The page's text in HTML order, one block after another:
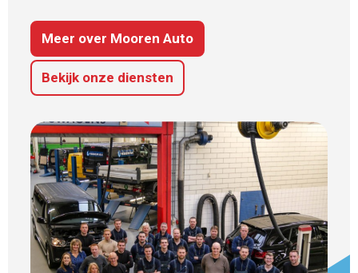
Meer over Mooren Auto
Bekijk onze diensten